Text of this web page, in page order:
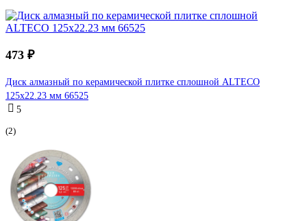
473 ₽
Диск алмазный по керамической плитке сплошной ALTECO
125х22.23 мм 66525
5
(2)